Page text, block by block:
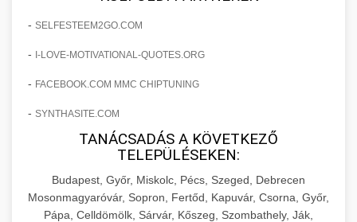
elkötelezettség erősítési módszerek
🍞 20. Ipari Dagasztógép
tésztakeverő gépek pékségek és kereskedelmi
konyhák számára. Masszív konstrukció
chef-iparikonyhagepek.hu
állítható vastagság beállítással.
chef-iparikonyhagepek.hu
professzionális élelmiszer szeletelő
📦 22. Vákuumozó Gép
élelmiszerek tartósításához. Hosszabbítsa a
szavatossági időt és tartsa meg a termék
🎁 23. Vákuumfóliázó Gép +
- SELFESTEEM2GO.COM
- I-LOVE-MOTIVATIONAL-QUOTES.ORG
- FACEBOOK.COM MMC CHIPTUNING
- SYNTHASITE.COM
TANÁCSADÁS A KÖVETKEZŐ
TELEPÜLÉSEKEN:
Budapest, Győr, Miskolc, Pécs, Szeged, Debrecen
Mosonmagyaróvár, Sopron, Fertőd, Kapuvár, Csorna, Győr,
Pápa, Celldömölk, Sárvár, Kőszeg, Szombathely, Ják,